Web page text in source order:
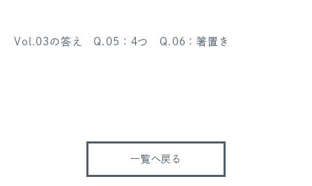
Vol.03の答え Q.05：4つ Q.06：箸置き
一覧へ戻る